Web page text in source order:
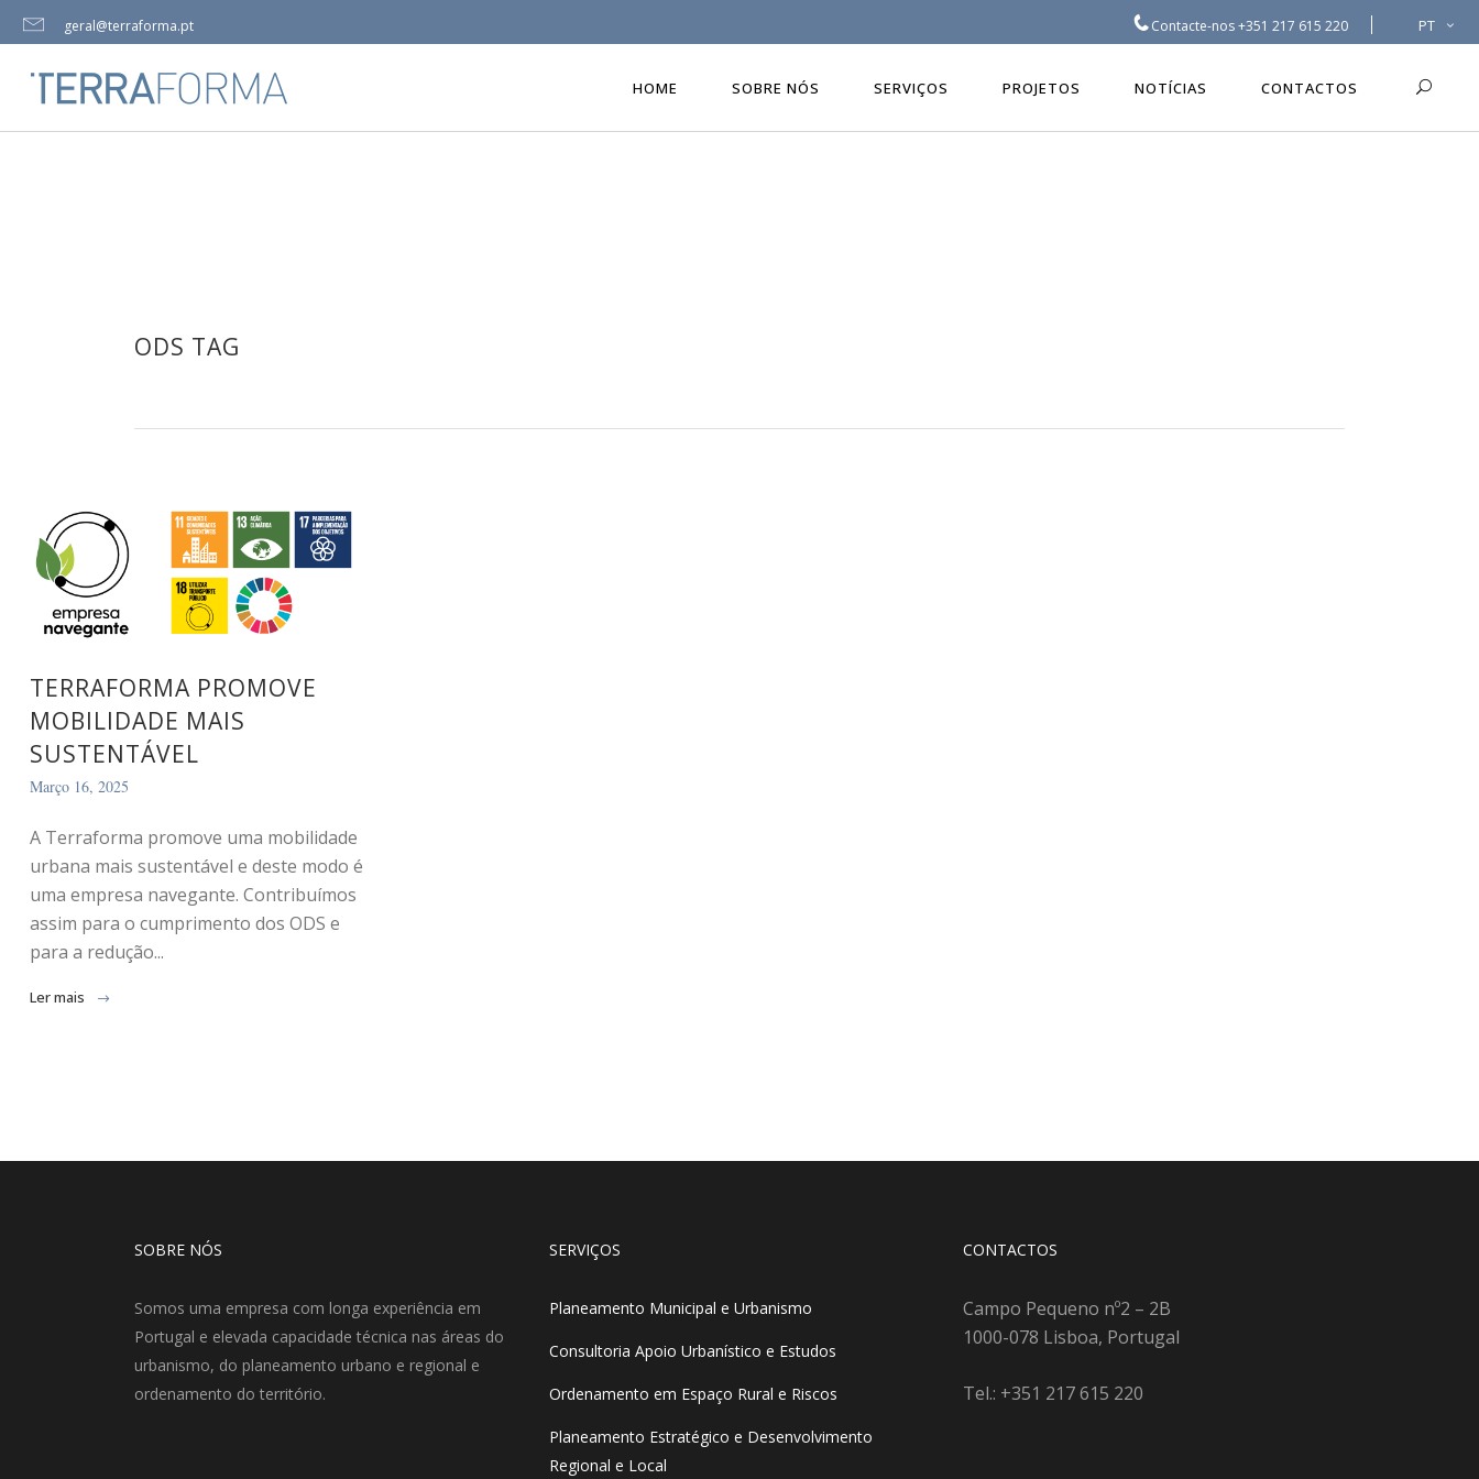
geral@terraforma.pt Contacte-nos+351 217 615 220 PT
HOME SOBRE NÓS SERVIÇOS PROJETOS NOTÍCIAS CONTACTOS
ODS TAG
TERRAFORMA PROMOVE
MOBILIDADE MAIS
SUSTENTÁVEL
Março 16, 2025
A Terraforma promove uma mobilidade
urbana mais sustentável e deste modo é
uma empresa navegante. Contribuímos
assim para o cumprimento dos ODS e
para a redução...
Ler mais
SOBRE NÓS
Somos uma empresa com longa experiência em
Portugal e elevada capacidade técnica nas áreas do
urbanismo, do planeamento urbano e regional e
ordenamento do território.
SERVIÇOS
Planeamento Municipal e Urbanismo
Consultoria Apoio Urbanístico e Estudos
Ordenamento em Espaço Rural e Riscos
Planeamento Estratégico e Desenvolvimento
Regional e Local
CONTACTOS
Campo Pequeno nº2 – 2B
1000-078 Lisboa, Portugal
Tel.: +351 217 615 220